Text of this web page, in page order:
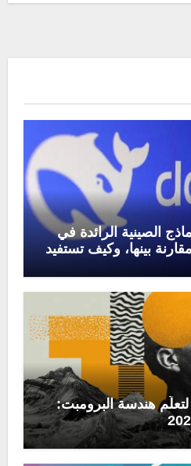
الصينية الرائدة في
بينها، وكيف تستفيد
هندسة البرومبت: